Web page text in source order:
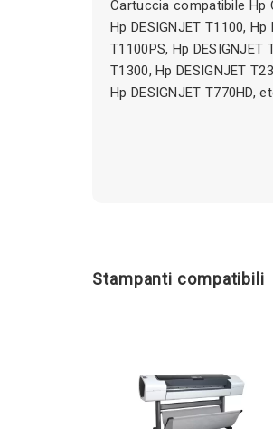
Cartuccia compatibile Hp
Hp DESIGNJET T1100, Hp
T1100PS, Hp DESIGNJET
T1300, Hp DESIGNJET
Hp DESIGNJET T770HD,
Stampanti compatibili